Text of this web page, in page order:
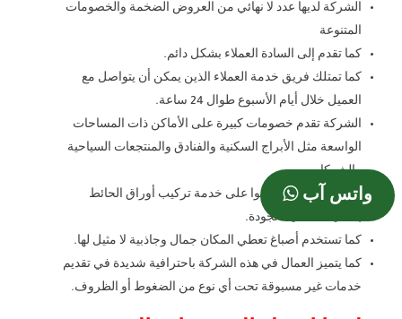
الشركة لديها عدد لا نهائي من العروض الضخمة والخصومات
المتنوعة
كما تقدم إلى السادة العملاء بشكل دائم.
كما تمتلك فريق خدمة العملاء الذين يمكن أن يتواصل مع
العميل خلال أيام الأسبوع طوال 24 ساعة.
الشركة تقدم خصومات كبيرة على الأماكن ذات المساحات
الواسعة مثل الأبراج السكنية والفنادق والمنتجعات السياحية
والشركات.
كما يمكنكم أن تحصلوا على خدمة تركيب أوراق الحائط
بالتقنيات العالية الجودة.
كما تستخدم أصباغ تعطي المكان جمال وجاذبية لا مثيل لها.
كما يتميز العمال في هذه الشركة باحترافية شديدة في تقديم
خدمات غير مسبوقة تحت أي نوع من الضغوط أو الظروف.
واتس آب